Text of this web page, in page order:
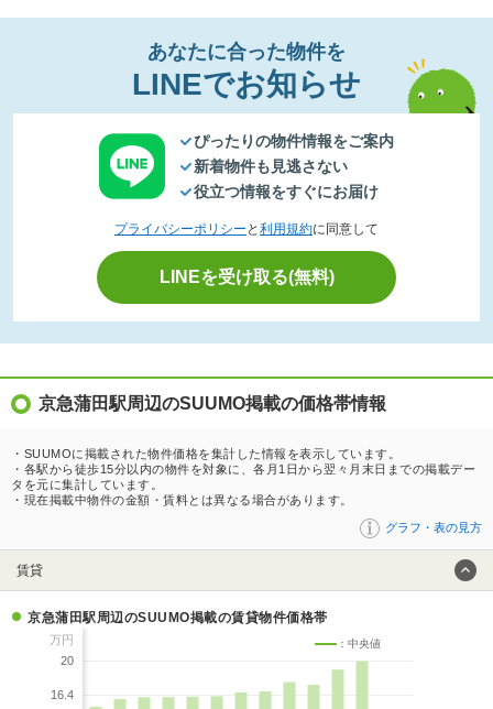
あなたに合った物件を
LINEでお知らせ
ぴったりの物件情報をご案内
新着物件も見逃さない
役立つ情報をすぐにお届け
プライバシーポリシー と 利用規約に同意して
LINEを受け取る(無料)
京急蒲田駅周辺のSUUMO掲載の価格帯情報
・SUUMOに掲載された物件価格を集計した情報を表示しています。
・各駅から徒歩15分以内の物件を対象に、各月1日から翌々月末日までの掲載デー
タを元に集計しています。
・現在掲載中物件の金額・賃料とは異なる場合があります。
グラフ・表の見方
賃貸
京急蒲田駅周辺のSUUMO掲載の賃貸物件価格帯
万円
20
16.4
：中央値